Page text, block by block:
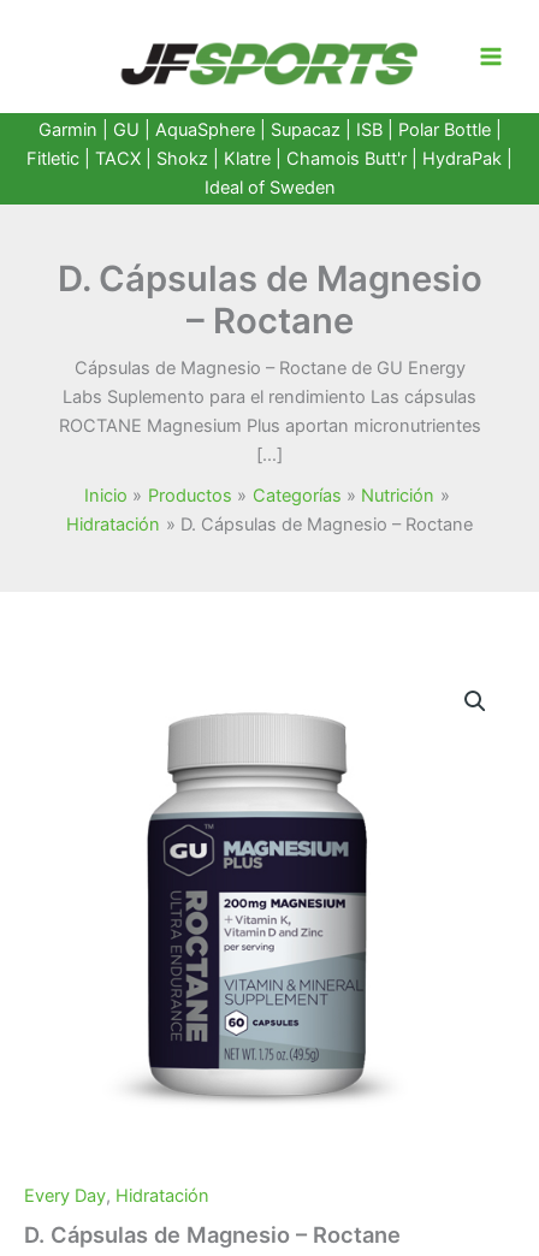
Garmin GU AquaSphere| Supacaz | ISB | Polar Bottle|
Fitletic
TACX Shokz Klatre Chamois Butt'r HydraPak
Ideal of Sweden
D. Cápsulas de Magnesio
– Roctane
Cápsulas de Magnesio – Roctane de GU Energy
Labs Suplemento para el rendimiento Las cápsulas
ROCTANE Magnesium Plus aportan micronutrientes
[…]
Inicio
Productos Categorías
Nutrición
Hidratación
D. Cápsulas de Magnesio – Roctane
Every Day, Hidratación
D. Cápsulas de Magnesio – Roctane